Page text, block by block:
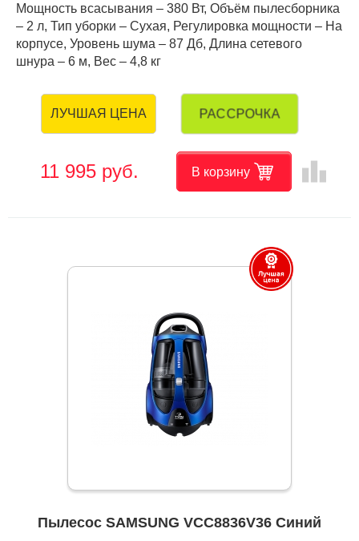
Мощность всасывания – 380 Вт, Объём пылесборника
– 2 л, Тип уборки – Сухая, Регулировка мощности – На
корпусе, Уровень шума – 87 Дб, Длина сетевого
шнура – 6 м, Вес – 4,8 кг
ЛУЧШАЯ ЦЕНА РАССРОЧКА
11 995 руб. В корзину leaderboard
Пылесос SAMSUNG VCC8836V36 Синий